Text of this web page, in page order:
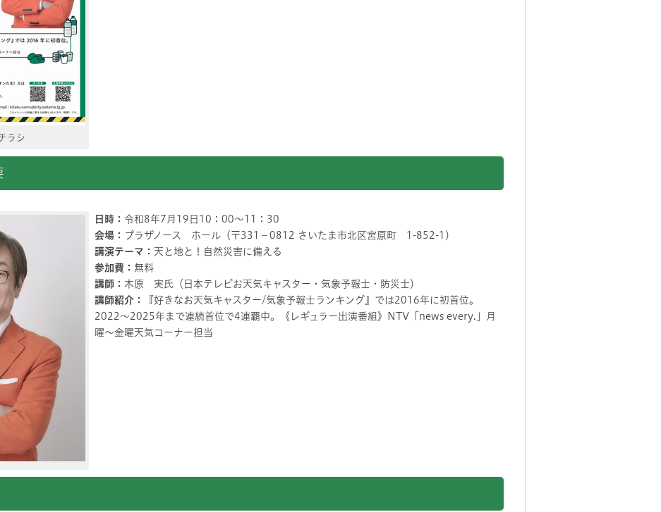
ラシ
日時： 令和8年7月19日10：00～11：30
会場： プラザノース ホール（〒331－0812 さいたま市北区宮原町 1-852-1）
講演テーマ： 天と地と！自然災害に備える
参加費： 無料
講師： 木原 実氏（日本テレビお天気キャスター・気象予報士・防災士）
講師紹介：
『好きなお天気キャスター/気象予報士ランキング』では2016年に初首位。
2022～2025年まで連続首位で4連覇中。《レギュラー出演番組》NTV「news every.」月
曜～金曜天気コーナー担当